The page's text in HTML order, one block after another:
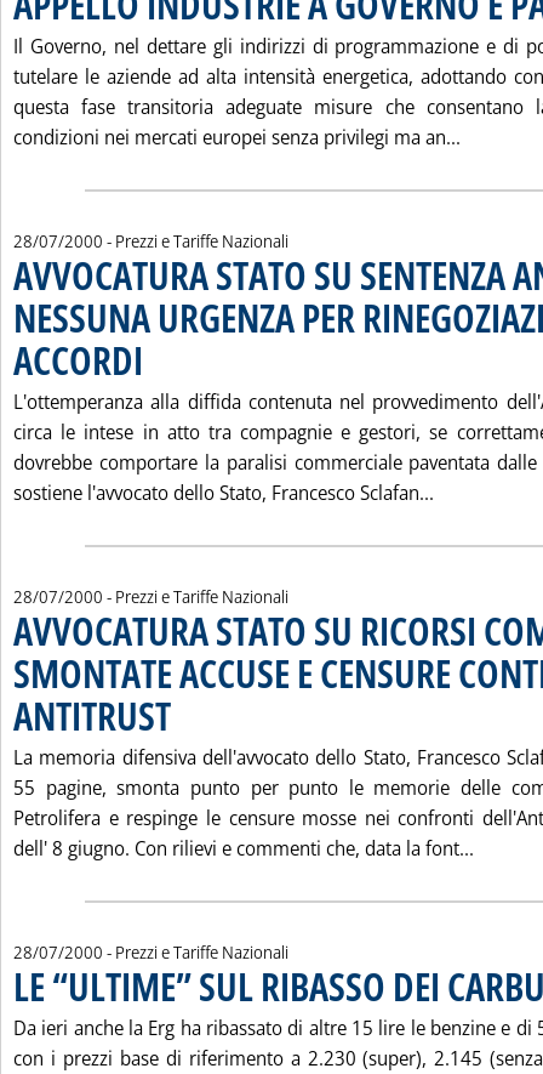
Il Governo, nel dettare gli indirizzi di programmazione e di
tutelare le aziende ad alta intensità energetica, adottando
questa fase transitoria adeguate misure che consentano
condizioni nei mercati europei senza privilegi ma an...
28/07/2000 - Prezzi e Tariffe Nazionali
AVVOCATURA STATO SU SENTENZA
NESSUNA URGENZA PER
ACCORDI
L'ottemperanza alla diffida contenuta nel provvedimento
circa le intese in atto tra compagnie e gestori, se
dovrebbe comportare la paralisi commerciale paventata
sostiene l'avvocato dello Stato, Francesco Sclafan...
28/07/2000 - Prezzi e Tariffe Nazionali
AVVOCATURA STATO SU RICORSI
SMONTATE ACCUSE E CENSURE
ANTITRUST. Pubblicata venerdì 28 luglio 2000 alle 9.47.
La memoria difensiva dell'avvocato dello Stato, Francesco
55 pagine, smonta punto per punto le memorie delle
Petrolifera e respinge le censure mosse nei confronti
dell' 8 giugno. Con rilievi e commenti che, data la font...
28/07/2000 - Prezzi e Tariffe Nazionali
LE “ULTIME” SUL RIBASSO DEI
Da ieri anche la Erg ha ribassato di altre 15 lire le benzine e di
con i prezzi base di riferimento a 2.230 (super), 2.145